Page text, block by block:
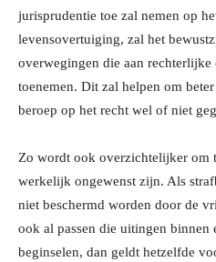
jurisprudentie toe zal nemen op
levensovertuiging, zal het
overwegingen die aan
toenemen. Dit zal helpen om
beroep op het recht wel of niet
Zo wordt ook overzichtelijker om
werkelijk ongewenst zijn. Als
niet beschermd worden door de
ook al passen die uitingen binnen
beginselen, dan geldt hetzelfde